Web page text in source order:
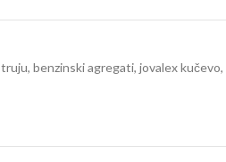
, benzinski agregati, jovalex kučevo,